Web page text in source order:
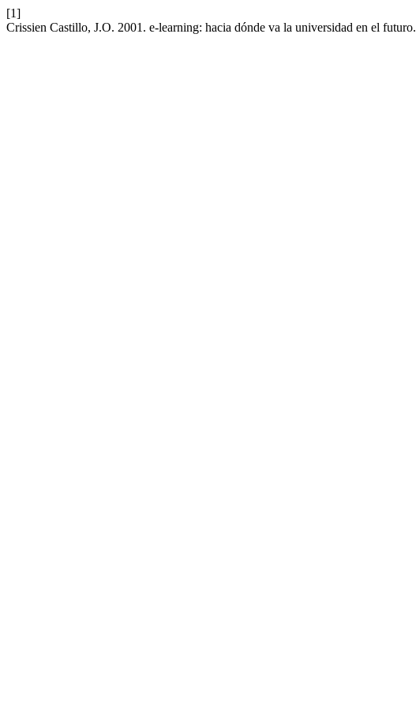
[1]
Crissien Castillo, J.O. 2001. e-learning: hacia dónde va la universidad en el futuro.